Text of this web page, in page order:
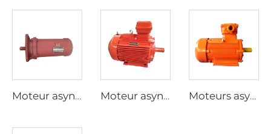
Moteur asynchrone triphasé pour actionneurs électriques de vannes de la série YBDF2 Moteur asynchrone triphasé antidéflagrant à poussières à basse tension à haute efficacité de la série YFB4 Moteurs asynchrones triphasés antidéflagrants à poussières de la série YFB3